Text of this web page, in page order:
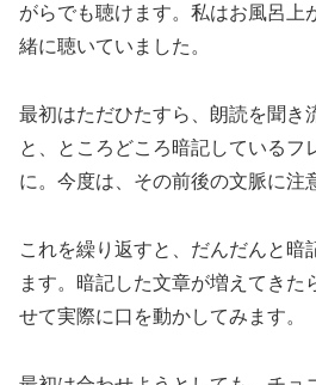
がらでも聴けます。私はお風呂上
緒に聴いていました。
最初はただひたすら、朗読を聞き
と、ところどころ暗記しているフ
に。今度は、その前後の文脈に注
これを繰り返すと、だんだんと暗
ます。暗記した文章が増えてきた
せて実際に口を動かしてみます。